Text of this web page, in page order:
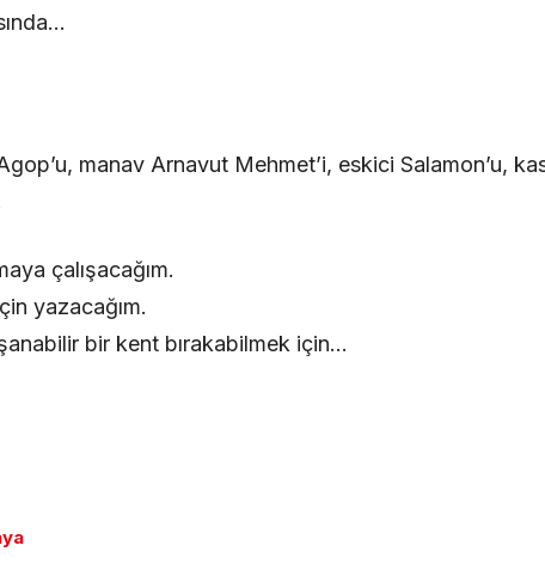
manav Arnavut Mehmet’i, eskici Salamon’u,
çalışacağım.
yazacağım.
bir kent bırakabilmek için…